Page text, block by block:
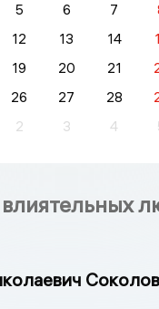
5 6 7
12 13 14
19 20 21
26 27 28
2 3 4
Соколов